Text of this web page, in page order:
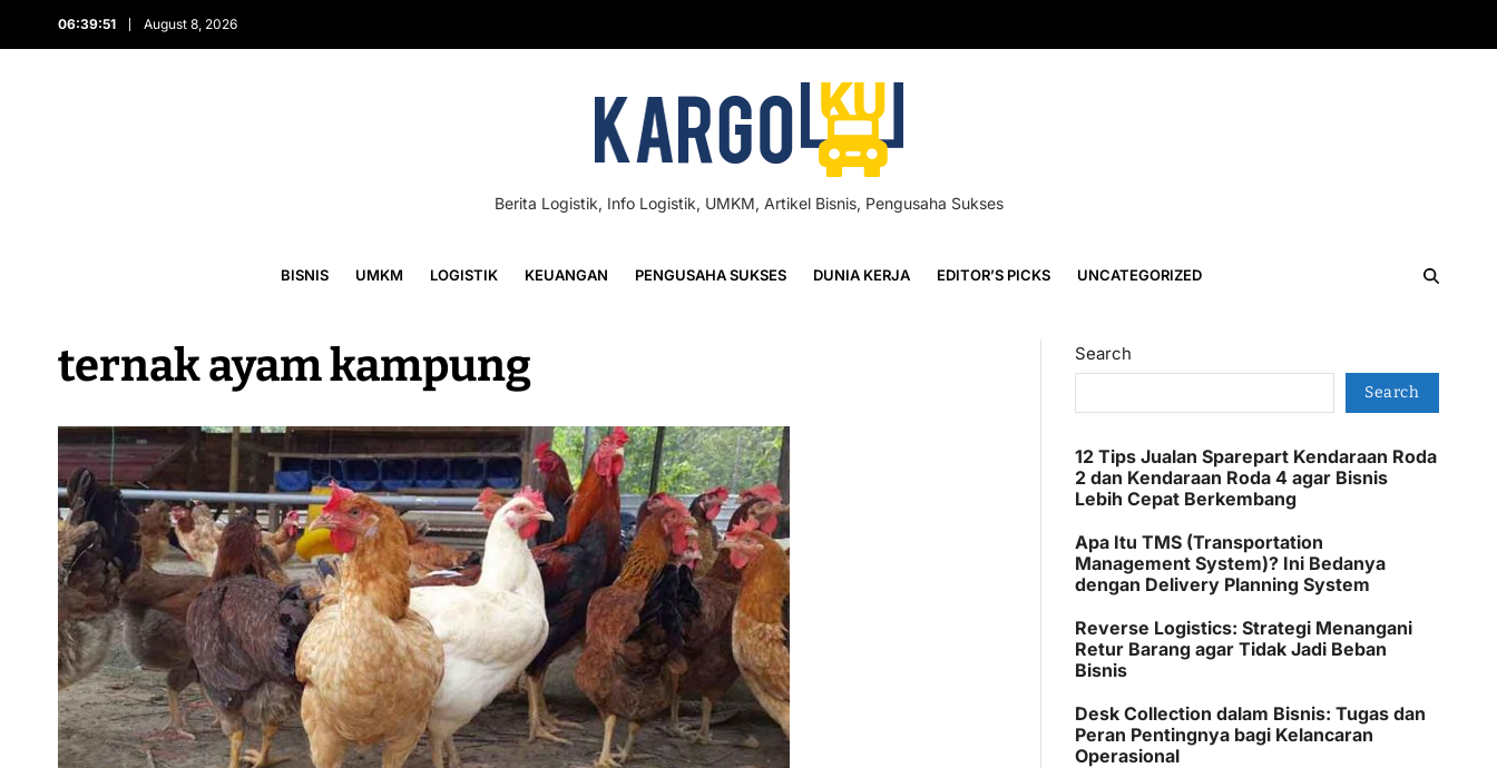
06:39:51 August 8, 2026
Berita Logistik, Info Logistik, UMKM, Artikel Bisnis, Pengusaha Sukses
BISNIS UMKM LOGISTIK KEUANGAN PENGUSAHA SUKSES DUNIA KERJA EDITOR’S PICKS UNCATEGORIZED
ternak ayam kampung Search
Search
12 Tips Jualan Sparepart Kendaraan Roda
2 dan Kendaraan Roda 4 agar Bisnis
Lebih Cepat Berkembang
Apa Itu TMS (Transportation
Management System)? Ini Bedanya
dengan Delivery Planning System
Reverse Logistics: Strategi Menangani
Retur Barang agar Tidak Jadi Beban
Bisnis
Desk Collection dalam Bisnis: Tugas dan
Peran Pentingnya bagi Kelancaran
Operasional